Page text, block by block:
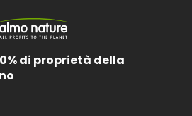
di proprietà della